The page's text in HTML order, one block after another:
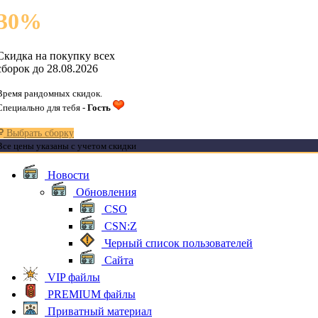
%
на покупку всех
до 28.08.2026
рандомных скидок.
для тебя - Гость
Выбрать сборку
цены указаны с учетом скидки
Новости
Обновления
CSO
CSN:Z
Черный список пользователей
Сайта
VIP файлы
PREMIUM файлы
Приватный материал